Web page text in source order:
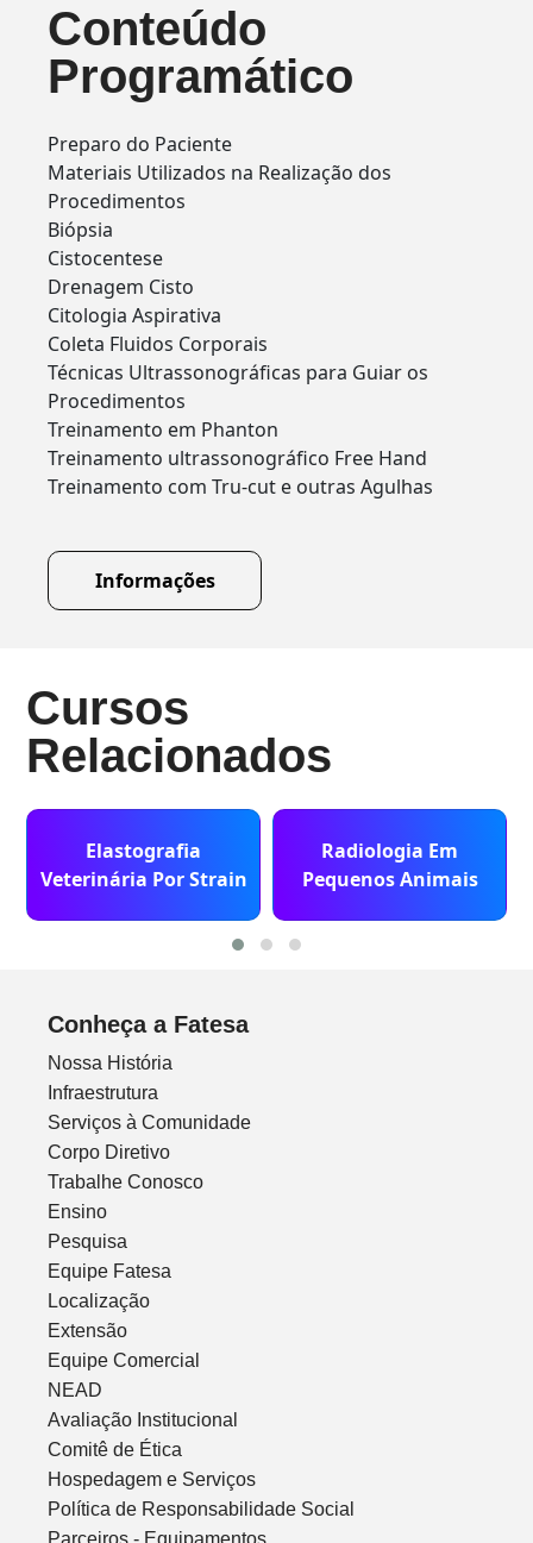
Conteúdo
Programático
Preparo do Paciente
Materiais Utilizados na Realização dos
Procedimentos
Biópsia
Cistocentese
Drenagem Cisto
Citologia Aspirativa
Coleta Fluidos Corporais
Técnicas Ultrassonográficas para Guiar os
Procedimentos
Treinamento em Phanton
Treinamento ultrassonográfico Free Hand
Treinamento com Tru-cut e outras Agulhas
Informações
Cursos
Relacionados
Elastografia
Veterinária Por Strain
Radiologia Em
Pequenos Animais
Conheça a Fatesa
Nossa História
Infraestrutura
Serviços à Comunidade
Corpo Diretivo
Trabalhe Conosco
Ensino
Pesquisa
Equipe Fatesa
Localização
Extensão
Equipe Comercial
NEAD
Avaliação Institucional
Comitê de Ética
Hospedagem e Serviços
Política de Responsabilidade Social
Parceiros - Equipamentos